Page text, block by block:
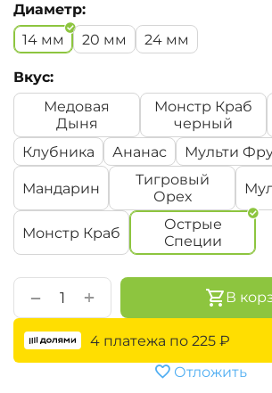
Диаметр:
14 мм
20 мм 24 мм
Вкус:
Медовая
Дыня
Монстр Краб
черный
Клубника Ананас Мульти
Мандарин
Тигровый
Орех
Монстр Краб
Острые
Специи
+
− В
4 платежа по 225 ₽
Отложить